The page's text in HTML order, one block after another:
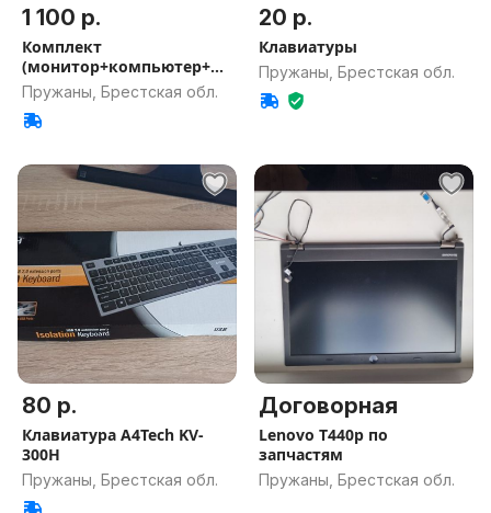
1 100 р.
Комплект
(монитор+компьютер+м
ышка+клава+наушники)
Пружаны, Брестская обл.
20 р.
Клавиатуры
Пружаны, Брестская обл.
80 р.
Клавиатура A4Tech KV-
300H
Пружаны, Брестская обл.
Договорная
Lenovo T440p по
запчастям
Пружаны, Брестская обл.